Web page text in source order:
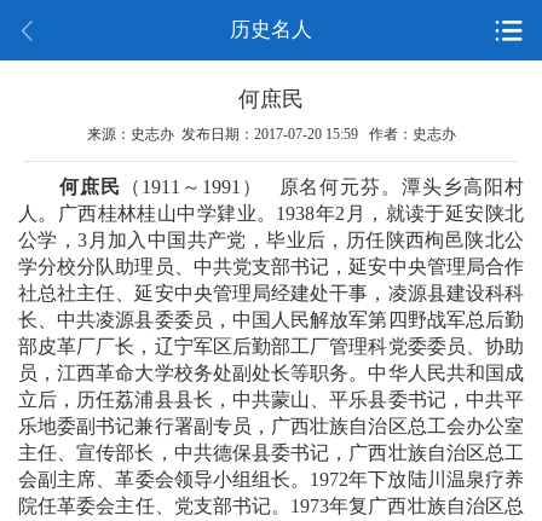
历史名人
何庶民
来源：史志办 发布日期：2017-07-20 15:59 作者：史志办
何庶民 （ 1911～1991） 原名何元芬。潭头乡高阳村
人。广西桂林桂山中学肄业。1938年2月，就读于延安陕北
公学，3月加入中国共产党，毕业后，历任陕西栒邑陕北公
学分校分队助理员、中共党支部书记，延安中央管理局合作
社总社主任、延安中央管理局经建处干事，凌源县建设科科
长、中共凌源县委委员，中国人民解放军第四野战军总后勤
部皮革厂厂长，辽宁军区后勤部工厂管理科党委委员、协助
员，江西革命大学校务处副处长等职务。中华人民共和国成
立后，历任荔浦县县长，中共蒙山、平乐县委书记，中共平
乐地委副书记兼行署副专员，广西壮族自治区总工会办公室
主任、宣传部长，中共德保县委书记，广西壮族自治区总工
会副主席、革委会领导小组组长。1972年下放陆川温泉疗养
院任革委会主任、党支部书记。1973年复广西壮族自治区总